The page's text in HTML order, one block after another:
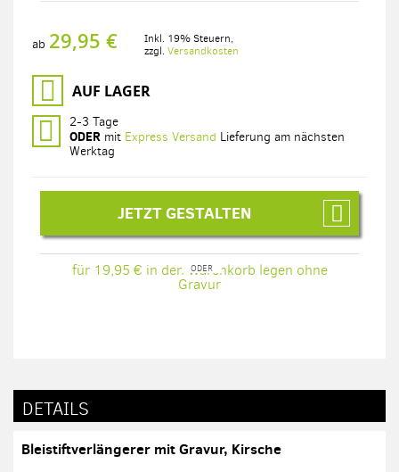
ab 29,95 € Inkl. 19% Steuern,
zzgl. Versandkosten
AUF LAGER
2-3 Tage
ODERmit Express Versand Lieferung am nächsten
Werktag
JETZT GESTALTEN
für 19,95 € in den Warenkorb legen ohne
Gravur
DETAILS
Bleistiftverlängerer mit Gravur, Kirsche